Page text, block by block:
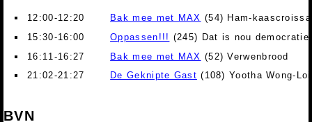
12:00-12:20 Bak mee met MAX (54) Ham-
15:30-16:00
Oppassen!!! (245) Dat is nou democratie
16:11-16:27
Bak mee met MAX (52) Verwenbrood
21:02-21:27
De Geknipte Gast (108) Yootha Wong-
BVN